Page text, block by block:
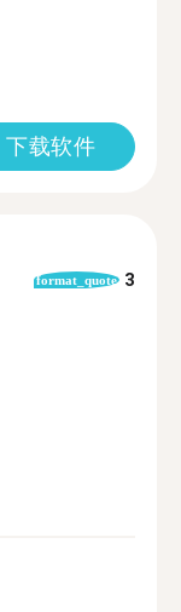
下载软件
format_quote 3